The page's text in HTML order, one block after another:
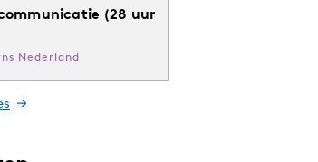
(28 uur
Nederland